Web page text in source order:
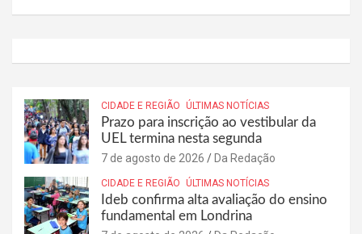
CIDADE E REGIÃO ÚLTIMAS NOTÍCIAS
Prazo para inscrição ao vestibular da
UEL termina nesta segunda
7 de agosto de 2026 Da Redação
CIDADE E REGIÃO ÚLTIMAS NOTÍCIAS
Ideb confirma alta avaliação do ensino
fundamental em Londrina